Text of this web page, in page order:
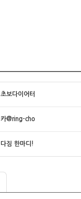
초보다이어터
카@ring-cho
다짐 한마디!